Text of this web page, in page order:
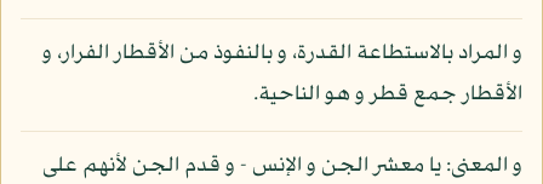
و المراد بالاستطاعة القدرة، و بالنفوذ من الأقطار الفرار، و
الأقطار جمع قطر و هو الناحية.
و المعنى: يا معشر الجن و الإنس - و قدم الجن لأنهم على